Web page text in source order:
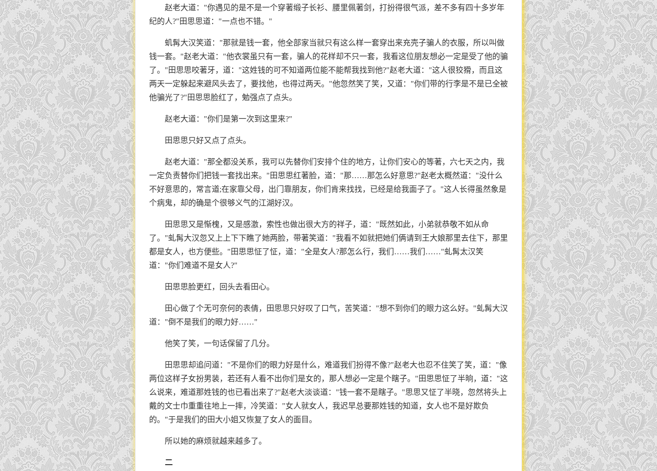
赵老大道："你遇见的是不是一个穿著缎子长衫、腰里佩著剑，打扮得很气派，差不多有四十多岁年
纪的人?"田思思道："一点也不错。"
虮髯大汉笑道："那就是钱一套，他全部家当就只有这么样一套穿出来充壳子骗人的衣服，所以叫做
钱一套。"赵老大道："他衣裳虽只有一套，骗人的花样却不只一套，我看这位朋友想必一定是受了他的骗
了。"田思思咬著牙，道："这姓钱的可不知道两位能不能帮我找到他?"赵老大道："这人很狡猾，而且这
两天一定躲起来避风头去了，要找他，也得过两天。"他忽然笑了笑，又道："你们带的行李是不是已全被
他骗光了?"田思思脸红了，勉强点了点头。
赵老大道："你们是第一次到这里来?"
田思思只好又点了点头。
赵老大道："那全都没关系，我可以先替你们安排个住的地方，让你们安心的等著，六七天之内，我
一定负责替你们把钱一套找出来。"田思思红著脸，道："那……那怎么好意思?"赵老太概然道："没什么
不好意思的，常言道;在家靠父母，出门靠朋友，你们肯来找找，已经是给我面子了。"这人长得虽然象是
个病鬼，却的确是个很够义气的江湖好汉。
田思思又是惭槐，又是感激，索性也做出很大方的祥子，道："既然如此，小弟就恭敬不如从命
了。"虬髯大汉忽又上上下下瞧了她两脸，带著笑道："我看不如就把她们俩请到王大娘那里去住下，那里
都是女人，也方便些。"田思思怔了怔，道："全是女人?那怎么行，我们……我们……"虬髯太汉笑
道："你们难道不是女人?"
田思思脸更红，回头去看田心。
田心做了个无可奈何的表倩，田思思只好叹了口气，苦笑道："想不到你们的眼力这么好。"虬髯大汉
道："倒不是我们的眼力好……"
他笑了笑，一句话保留了几分。
田思思却追问道："不是你们的眼力好是什么，难道我们扮得不像?"赵老大也忍不住笑了笑，道："像
两位这样子女扮男装，若还有人看不出你们是女的，那人想必一定是个瞎子。"田思思怔了半晌，道："这
么说来，难道那姓钱的也已看出来了?"赵老大淡谈道："钱一套不是瞎子。"思思又怔了半晓，忽然将头上
戴的文士巾重重往地上一摔，冷笑道："女人就女人，我迟早总要那姓钱的知道，女人也不是好欺负
的。"于是我们的田大小姐又恢复了女人的面目。
所以她的麻烦就越来越多了。
二